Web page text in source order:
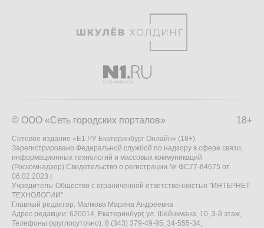
18+
© ООО «Сеть городских порталов»
Сетевое издание «Е1.РУ Екатеринбург Онлайн» (18+)
Зарегистрировано Федеральной службой по надзору в сфере связи,
информационных технологий и массовых коммуникаций
(Роскомнадзор) Свидетельство о регистрации № ФС77-84675 от
06.02.2023 г.
Учредитель: Общество с ограниченной ответственностью "ИНТЕРНЕТ
ТЕХНОЛОГИИ"
Главный редактор: Малкова Марина Андреевна
Адрес редакции: 620014, Екатеринбург, ул. Шейнкмана, 10, 3-й этаж,
Телефоны (круглосуточно): 8 (343) 379-49-95, 34-555-34,